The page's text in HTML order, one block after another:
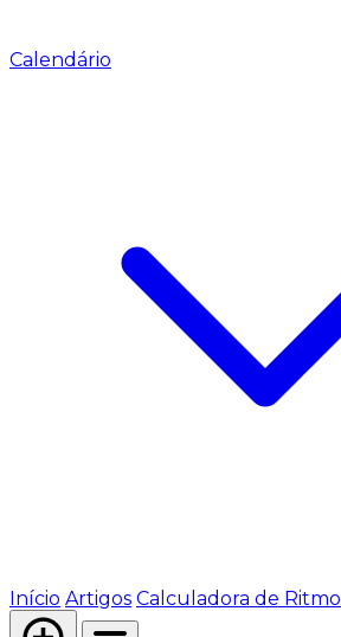
Calendário
Início Artigos Calculadora de Ritmo